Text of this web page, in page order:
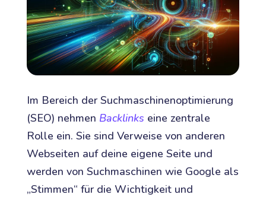
Im Bereich der Suchmaschinenoptimierung
(SEO) nehmen Backlinks eine zentrale
Rolle ein. Sie sind Verweise von anderen
Webseiten auf deine eigene Seite und
werden von Suchmaschinen wie Google als
„Stimmen“ für die Wichtigkeit und